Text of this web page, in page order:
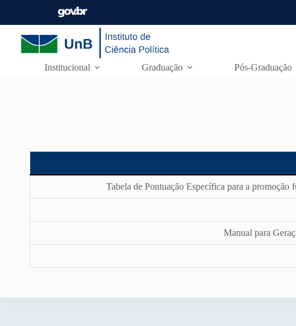
Institucional Graduação Pós-Graduação
Tabela de Pontuação Específica para a
Manual para